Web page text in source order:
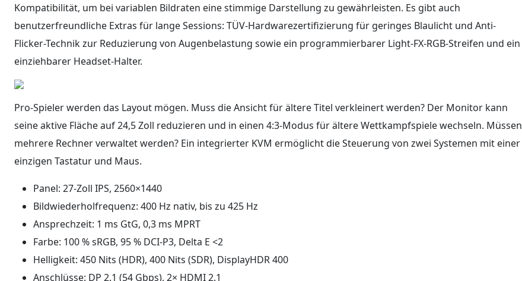
Kompatibilität, um bei variablen Bildraten eine stimmige Darstellung zu gewährleisten. Es gibt auch
benutzerfreundliche Extras für lange Sessions: TÜV-Hardwarezertifizierung für geringes Blaulicht und Anti-
Flicker-Technik zur Reduzierung von Augenbelastung sowie ein programmierbarer Light-FX-RGB-Streifen und ein
einziehbarer Headset-Halter.
Pro-Spieler werden das Layout mögen. Muss die Ansicht für ältere Titel verkleinert werden? Der Monitor kann
seine aktive Fläche auf 24,5 Zoll reduzieren und in einen 4:3-Modus für ältere Wettkampfspiele wechseln. Müssen
mehrere Rechner verwaltet werden? Ein integrierter KVM ermöglicht die Steuerung von zwei Systemen mit einer
einzigen Tastatur und Maus.
Panel: 27-Zoll IPS, 2560×1440
Bildwiederholfrequenz: 400 Hz nativ, bis zu 425 Hz
Ansprechzeit: 1 ms GtG, 0,3 ms MPRT
Farbe: 100 % sRGB, 95 % DCI-P3, Delta E <2
Helligkeit: 450 Nits (HDR), 400 Nits (SDR), DisplayHDR 400
Anschlüsse: DP 2.1 (54 Gbps), 2× HDMI 2.1